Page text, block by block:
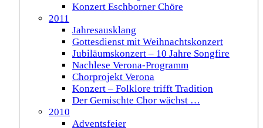
Konzert Eschborner Chöre
2011
Jahresausklang
Gottesdienst mit Weihnachtskonzert
Jubiläumskonzert – 10 Jahre Songfire
Nachlese Verona-Programm
Chorprojekt Verona
Konzert – Folklore trifft Tradition
Der Gemischte Chor wächst …
2010
Adventsfeier